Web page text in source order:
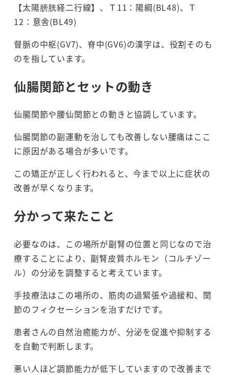
【太陽膀胱経二行線】、Ｔ11：陽綱(BL48)、Ｔ
12：意舎(BL49)
督脈の中枢(GV7)、脊中(GV6)の漢字は、役割そのも
のを指しています。
仙腸関節とセットの動き
仙腸関節や腰仙関節との動きと協調しています。
仙腸関節の副運動を治しても改善しない腰痛はここ
に原因がある場合が多いです。
この矯正が正しく行われると、今まで以上に症状の
改善が早くなります。
分かって来たこと
必要なのは、この場所が副腎の位置と同じなので治
療することにより、副腎皮質ホルモン（コルチゾー
ル）の分泌を調整すると考えています。
手技療法はこの場所の、筋肉の過緊張や過緩和、関
節のフィクセーションを治すだけです。
患者さんの自然治癒能力が、分泌を促進や抑制する
を自動で判断します。
悪い人ほど調節能力が低下していますので改善まで